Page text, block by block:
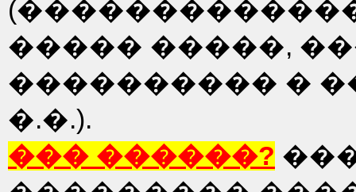
����� �����,
���������� �
�.�.).
��� ������?